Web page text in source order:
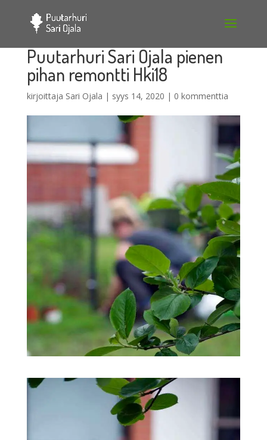
Puutarhuri Sari Ojala pienen
pihan remontti Hki18
kirjoittaja Sari Ojala | syys 14, 2020 | 0 kommenttia